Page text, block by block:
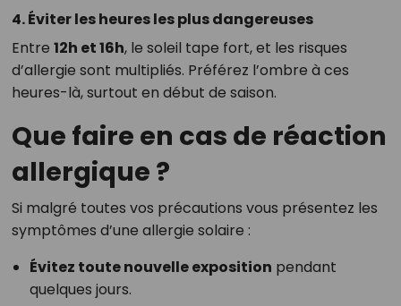
4. Éviter les heures les plus dangereuses
Entre 12h et 16h, le soleil tape fort, et les risques
d’allergie sont multipliés. Préférez l’ombre à ces
heures-là, surtout en début de saison.
Que faire en cas de réaction
allergique ?
Si malgré toutes vos précautions vous présentez les
symptômes d’une allergie solaire :
Évitez toute nouvelle exposition pendant
quelques jours.